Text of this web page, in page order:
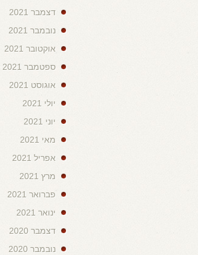
דצמבר 2021
נובמבר 2021
אוקטובר 2021
ספטמבר 2021
אוגוסט 2021
יולי 2021
יוני 2021
מאי 2021
אפריל 2021
מרץ 2021
פברואר 2021
ינואר 2021
דצמבר 2020
נובמבר 2020